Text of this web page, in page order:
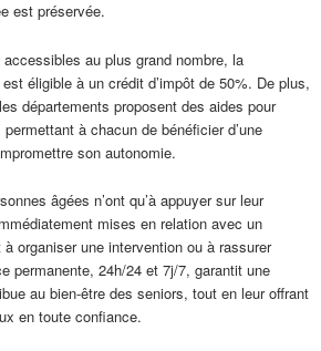
est préservée.
au plus grand nombre, la
éligible à un crédit d’impôt de 50%. De plus,
départements proposent des aides pour
à chacun de bénéficier d’une
son autonomie.
âgées n’ont qu’à appuyer sur leur
mises en relation avec un
organiser une intervention ou à rassurer
permanente, 24h/24 et 7j/7, garantit une
au bien-être des seniors, tout en leur offrant
en toute confiance.